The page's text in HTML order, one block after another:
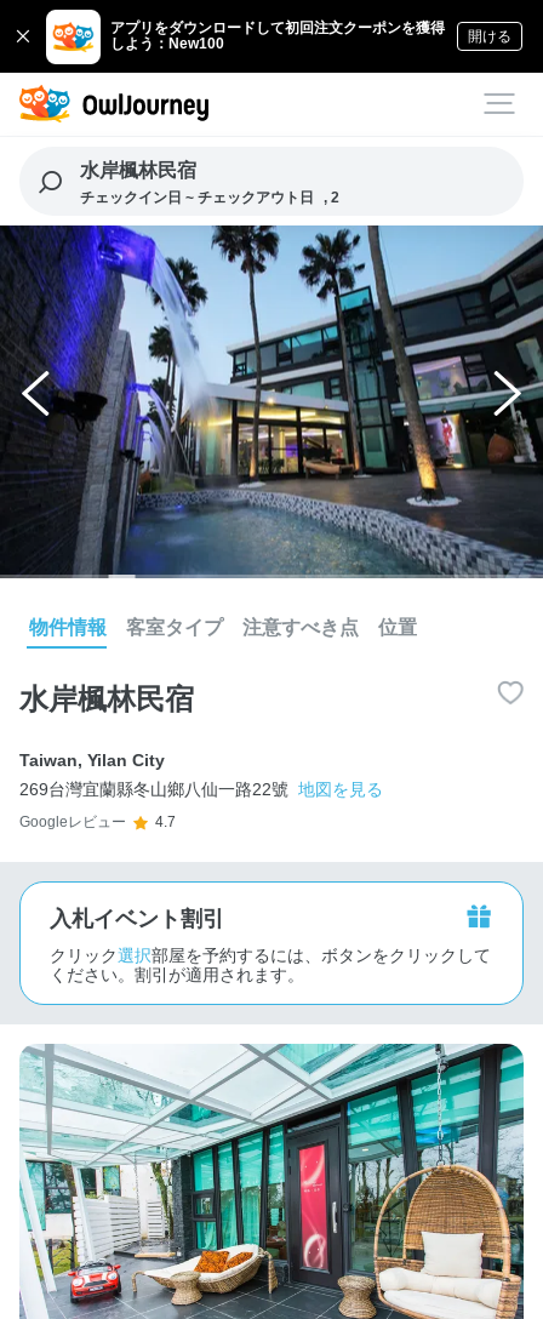
アプリをダウンロードして初回注文クーポンを獲得
しよう：New100
開ける
水岸楓林民宿
チェックイン日 ~ チェックアウト日 , 2
物件情報 客室タイプ 注意すべき点 位置
水岸楓林民宿
Taiwan, Yilan City
269台灣宜蘭縣冬山鄉八仙一路22號 地図を見る
Googleレビュー 4.7
入札イベント割引
クリック選択部屋を予約するには、ボタンをクリックして
ください。割引が適用されます。